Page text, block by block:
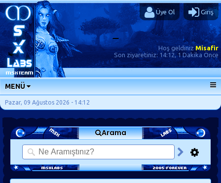
Üye Ol Giriş
Hoş geldinizMisafir
Son ziyaretiniz: 14:12, 1 Dakika Önce
MENÜ
ANA SAYFA
FORUMLAR
SORU-CEVAP
GÜNLÜKLER
SON MESAJLAR
Pazar, 09 Ağustos 2026 - 14:12
Arama